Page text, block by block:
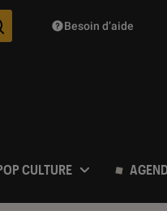
Des suggestions de
Besoin d’aide
CULTURE